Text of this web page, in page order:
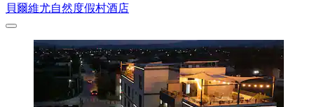
貝爾維尤自然度假村酒店